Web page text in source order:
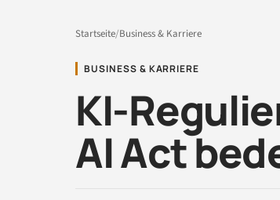
Startseite/Business & Karriere
BUSINESS & KARRIERE
KI-
AI Act